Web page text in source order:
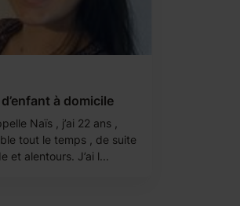
à domicile
Naïs , j’ai 22 ans ,
tout le temps , de suite
et alentours. J’ai l...